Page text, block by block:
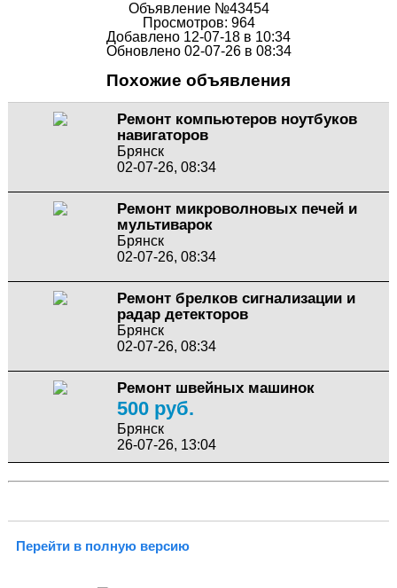
Объявление №43454
Просмотров: 964
Добавлено 12-07-18 в 10:34
Обновлено 02-07-26 в 08:34
Похожие объявления
Ремонт компьютеров ноутбуков
навигаторов
Брянск
02-07-26, 08:34
Ремонт микроволновых печей и
мультиварок
Брянск
02-07-26, 08:34
Ремонт брелков сигнализации и
радар детекторов
Брянск
02-07-26, 08:34
Ремонт швейных машинок
500 руб.
Брянск
26-07-26, 13:04
Перейти в полную версию